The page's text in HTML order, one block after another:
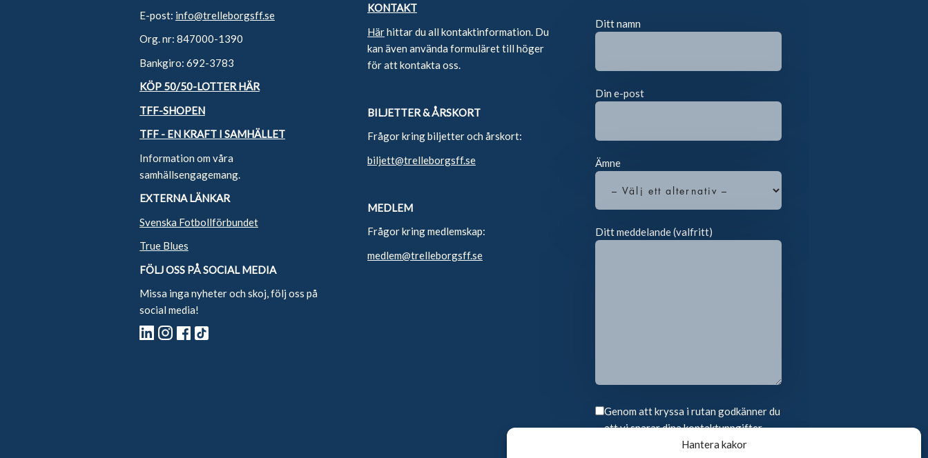
Hantera kakor
E-post: info@trelleborgsff.se
Org. nr: 847000-1390
Bankgiro: 692-3783
KÖP 50/50-LOTTER HÄR
TFF-SHOPEN
TFF - EN KRAFT I SAMHÄLLET
Information om våra
samhällsengagemang.
EXTERNA LÄNKAR
Svenska Fotbollförbundet
True Blues
FÖLJ OSS PÅ SOCIAL MEDIA
Missa inga nyheter och skoj, följ oss på
social media!
KONTAKT
Härhittar du all kontaktinformation. Du
kan även använda formuläret till höger
för att kontakta oss.
BILJETTER & ÅRSKORT
Frågor kring biljetter och årskort:
biljett@trelleborgsff.se
MEDLEM
Frågor kring medlemskap:
medlem@trelleborgsff.se
Ditt namn
Din e-post
Ämne
Ditt meddelande (valfritt)
Genom att kryssa i rutan godkänner du
att vi sparar dina kontaktuppgifter